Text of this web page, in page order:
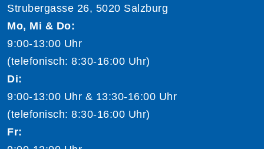
Strubergasse 26, 5020 Salzburg
Mo, Mi & Do:
9:00-13:00 Uhr
(telefonisch: 8:30-16:00 Uhr)
Di:
9:00-13:00 Uhr & 13:30-16:00 Uhr
(telefonisch: 8:30-16:00 Uhr)
Fr: